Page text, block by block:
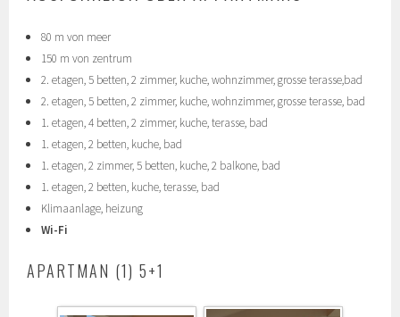
80 m von meer
150 m von zentrum
2. etagen, 5 betten, 2 zimmer, kuche, wohnzimmer, grosse terasse,bad
2. etagen, 5 betten, 2 zimmer, kuche, wohnzimmer, grosse terasse, bad
1. etagen, 4 betten, 2 zimmer, kuche, terasse, bad
1. etagen, 2 betten, kuche, bad
1. etagen, 2 zimmer, 5 betten, kuche, 2 balkone, bad
1. etagen, 2 betten, kuche, terasse, bad
Klimaanlage, heizung
Wi-Fi
APARTMAN (1) 5+1